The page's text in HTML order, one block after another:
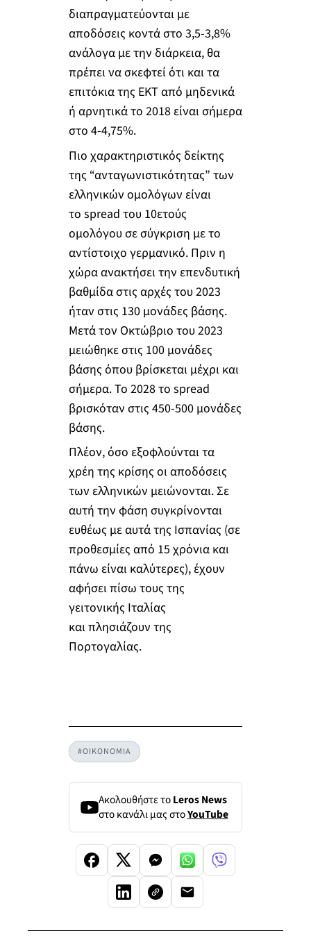
διαπραγματεύονται με
αποδόσεις κοντά στο 3,5-3,8%
ανάλογα με την διάρκεια, θα
πρέπει να σκεφτεί ότι και τα
επιτόκια της ΕΚΤ από μηδενικά
ή αρνητικά το 2018 είναι σήμερα
στο 4-4,75%.
Πιο χαρακτηριστικός δείκτης
της “ανταγωνιστικότητας” των
ελληνικών ομολόγων είναι
το spread του 10ετούς
ομολόγου σε σύγκριση με το
αντίστοιχο γερμανικό. Πριν η
χώρα ανακτήσει την επενδυτική
βαθμίδα στις αρχές του 2023
ήταν στις 130 μονάδες βάσης.
Μετά τον Οκτώβριο του 2023
μειώθηκε στις 100 μονάδες
βάσης όπου βρίσκεται μέχρι και
σήμερα. Το 2028 το spread
βρισκόταν στις 450-500 μονάδες
βάσης.
Πλέον, όσο εξοφλούνται τα
χρέη της κρίσης οι αποδόσεις
των ελληνικών μειώνονται. Σε
αυτή την φάση συγκρίνονται
ευθέως με αυτά της Ισπανίας (σε
προθεσμίες από 15 χρόνια και
πάνω είναι καλύτερες), έχουν
αφήσει πίσω τους της
γειτονικής Ιταλίας
και πλησιάζουν της
Πορτογαλίας.
#ΟΙΚΟΝΟΜΙΑ
Ακολουθήστε τοLeros News
στο κανάλι μας στοYouTube